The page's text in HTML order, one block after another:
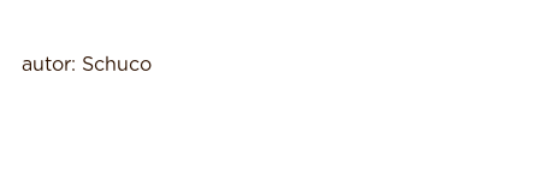
autor: Schuco